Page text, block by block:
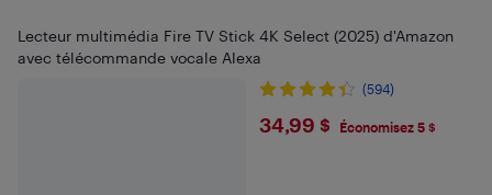
Lecteur multimédia Fire TV Stick 4K Select (2025) d'Amazon
avec télécommande vocale Alexa
(594)
$34.99
34,99 $ Économisez 5 $